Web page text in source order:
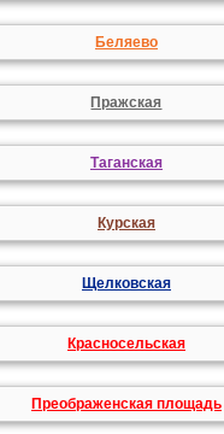
Беляево
Пражская
Таганская
Курская
Щелковская
Красносельская
Преображенская площадь